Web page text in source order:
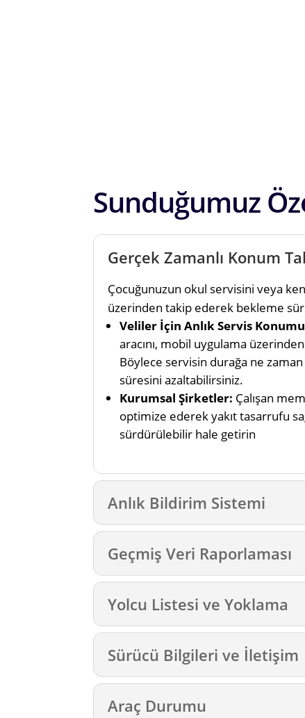
Sunduğumuz
Gerçek Zamanlı Konum
Çocuğunuzun okul servisini veya
üzerinden takip ederek bekleme
Veliler İçin Anlık Servis
aracını, mobil uygulama
Böylece servisin durağa ne
süresini azaltabilirsiniz.
Kurumsal Şirketler: Çalışan
optimize ederek yakıt tasarrufu
sürdürülebilir hale getirin
Anlık Bildirim Sistemi
Geçmiş Veri Raporlaması
Yolcu Listesi ve Yoklama
Sürücü Bilgileri ve İletişim
Araç Durumu